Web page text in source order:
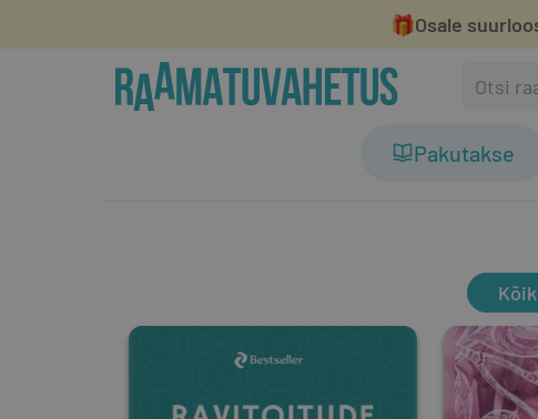
🎁Osale
Pakutakse
Kõik